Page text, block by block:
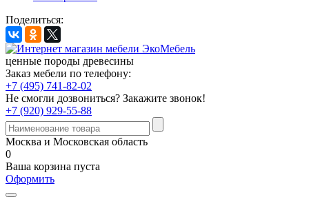
Поделиться:
ценные породы древесины
Заказ мебели по телефону:
+7 (495) 741-82-02
Не смогли дозвониться? Закажите звонок!
+7 (920) 929-55-88
Москва и Московская область
0
Ваша корзина пуста
Оформить